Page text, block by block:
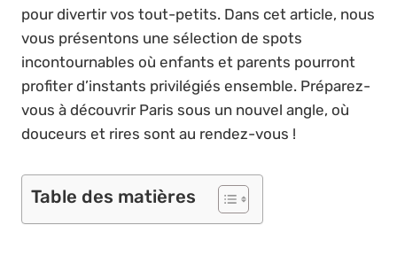
pour divertir vos tout-petits. Dans cet article, nous
vous présentons une sélection de spots
incontournables où enfants et parents pourront
profiter d’instants privilégiés ensemble. Préparez-
vous à découvrir Paris sous un nouvel angle, où
douceurs et rires sont au rendez-vous !
Table des matières